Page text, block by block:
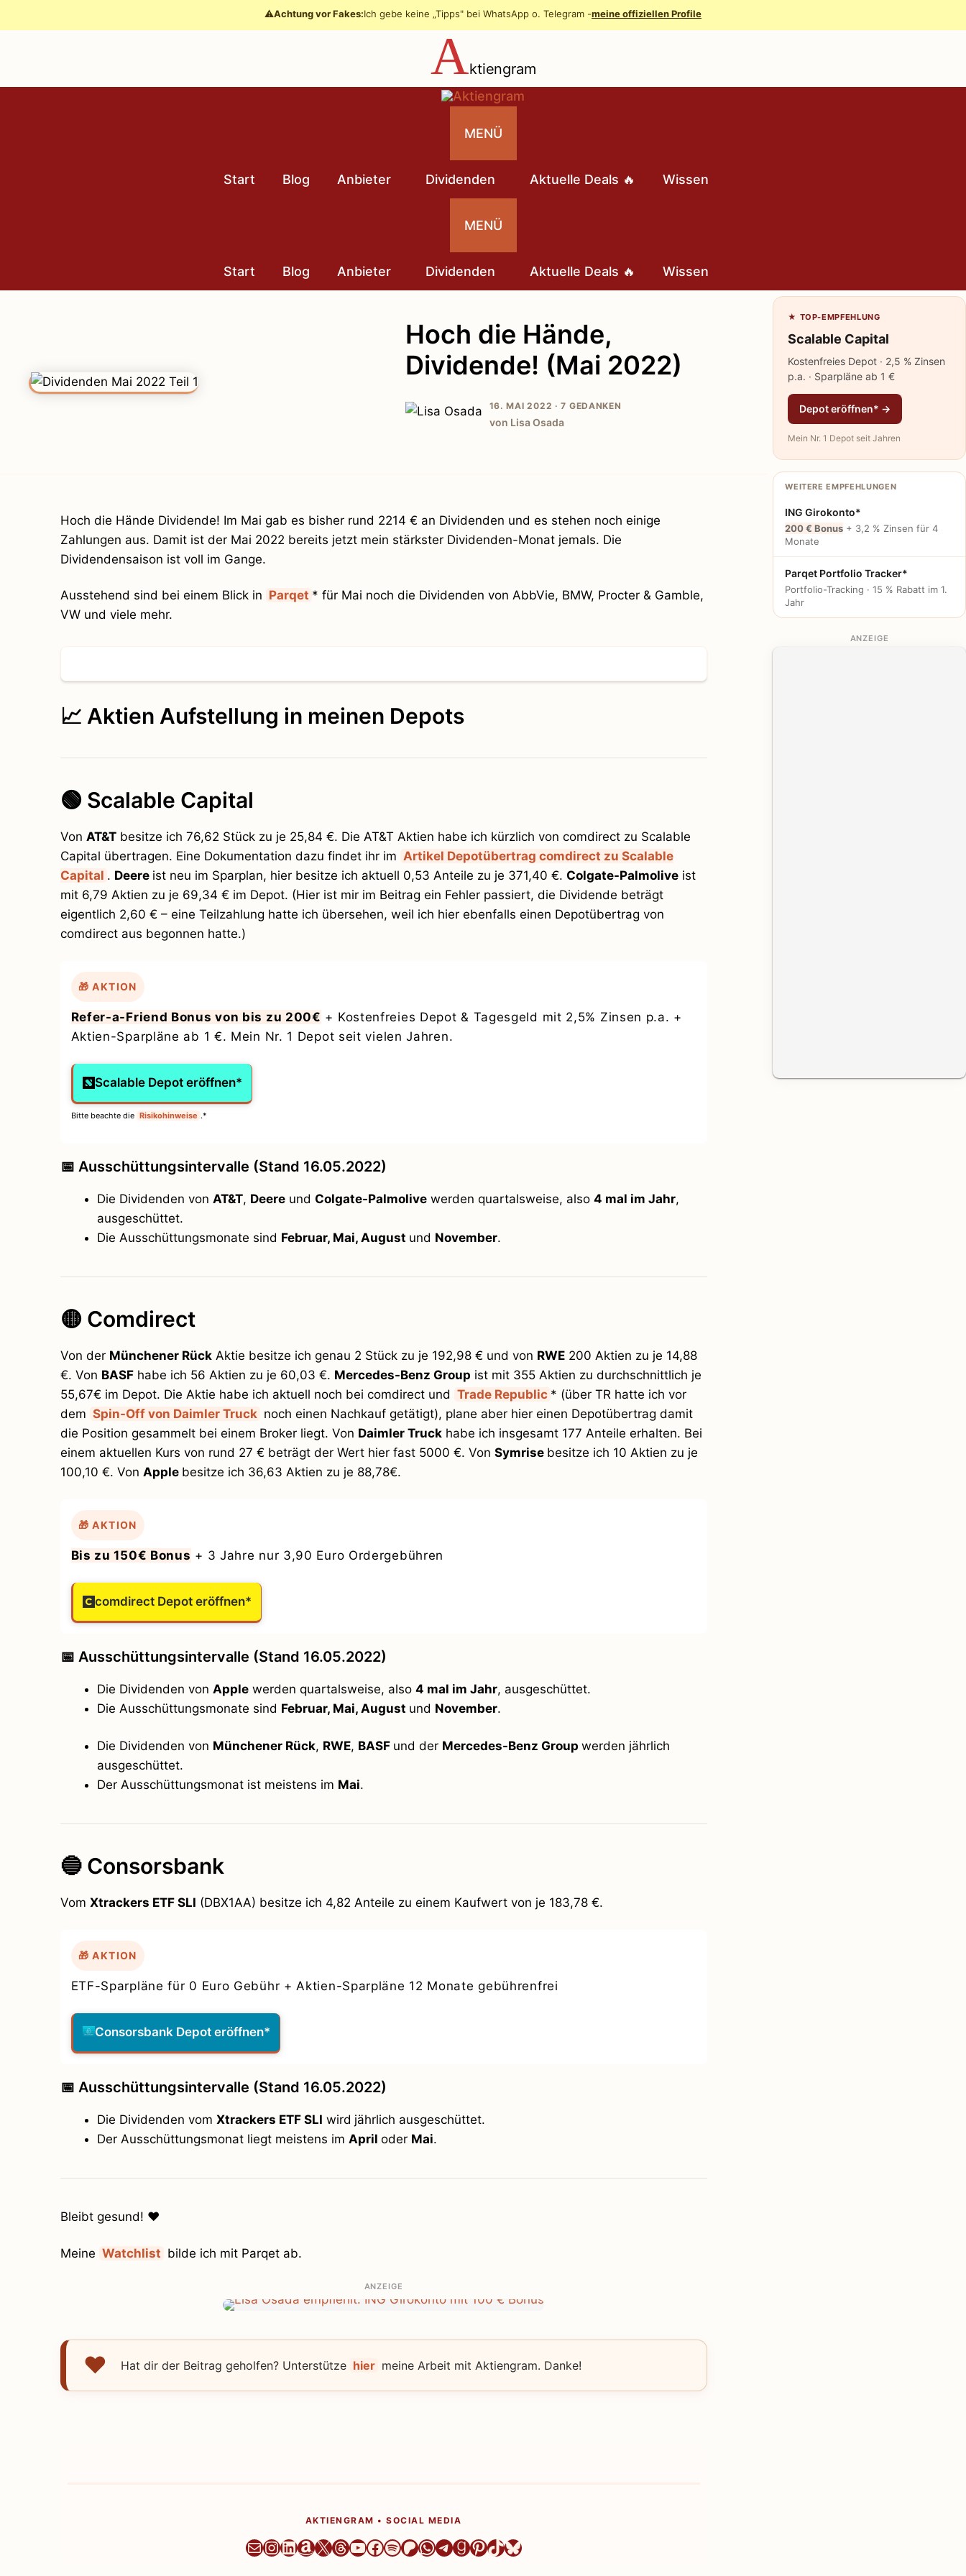
Inhalt
⚠️Achtung vor Fakes:Ich gebe keine „Tipps" bei WhatsApp o. Telegram -meine offiziellen Profile
Aktiengram
MENÜ
Start Blog Anbieter Dividenden Aktuelle Deals 🔥 Wissen
MENÜ
Start Blog Anbieter Dividenden Aktuelle Deals 🔥 Wissen
Hoch die Hände,
Dividende! (Mai 2022)
16. MAI 2022 ·7 GEDANKEN
von Lisa Osada
Hoch die Hände Dividende! Im Mai gab es bisher rund 2214 € an Dividenden und es stehen noch einige
Zahlungen aus. Damit ist der Mai 2022 bereits jetzt mein stärkster Dividenden-Monat jemals. Die
Dividendensaison ist voll im Gange.
Ausstehend sind bei einem Blick in Parqet * für Mai noch die Dividenden von AbbVie, BMW, Procter & Gamble,
VW und viele mehr.
📈 Aktien Aufstellung in meinen Depots
🟢 Scalable Capital
Von AT&Tbesitze ich 76,62 Stück zu je 25,84 €. Die AT&T Aktien habe ich kürzlich von comdirect zu Scalable
Capital übertragen. Eine Dokumentation dazu findet ihr im Artikel Depotübertrag comdirect zu Scalable
Capital . Deere ist neu im Sparplan, hier besitze ich aktuell 0,53 Anteile zu je 371,40 €. Colgate-Palmoliveist
mit 6,79 Aktien zu je 69,34 € im Depot. (Hier ist mir im Beitrag ein Fehler passiert, die Dividende beträgt
eigentlich 2,60 € – eine Teilzahlung hatte ich übersehen, weil ich hier ebenfalls einen Depotübertrag von
comdirect aus begonnen hatte.)
🎁 AKTION
Refer-a-Friend Bonus von bis zu 200€ + Kostenfreies Depot & Tagesgeld mit 2,5% Zinsen p.a. +
Aktien-Sparpläne ab 1 €. Mein Nr. 1 Depot seit vielen Jahren.
Scalable Depot eröffnen*
Bitte beachte die Risikohinweise .*
📅 Ausschüttungsintervalle (Stand 16.05.2022)
Die Dividenden von AT&T, Deereund Colgate-Palmolivewerden quartalsweise, also 4 mal im Jahr,
ausgeschüttet.
Die Ausschüttungsmonate sind Februar, Mai, August und November.
🟡 Comdirect
Von der Münchener RückAktie besitze ich genau 2 Stück zu je 192,98 € und von RWE200 Aktien zu je 14,88
€. Von BASFhabe ich 56 Aktien zu je 60,03 €. Mercedes-Benz Group ist mit 355 Aktien zu durchschnittlich je
55,67€ im Depot. Die Aktie habe ich aktuell noch bei comdirect und Trade Republic * (über TR hatte ich vor
dem Spin-Off von Daimler Truck noch einen Nachkauf getätigt), plane aber hier einen Depotübertrag damit
die Position gesammelt bei einem Broker liegt. Von Daimler Truckhabe ich insgesamt 177 Anteile erhalten. Bei
einem aktuellen Kurs von rund 27 € beträgt der Wert hier fast 5000 €. Von Symrise besitze ich 10 Aktien zu je
100,10 €. Von Apple besitze ich 36,63 Aktien zu je 88,78€.
🎁 AKTION
Bis zu 150€ Bonus + 3 Jahre nur 3,90 Euro Ordergebühren
comdirect Depot eröffnen*
📅 Ausschüttungsintervalle (Stand 16.05.2022)
Die Dividenden von Applewerden quartalsweise, also 4 mal im Jahr, ausgeschüttet.
Die Ausschüttungsmonate sind Februar, Mai, August und November.
Die Dividenden von Münchener Rück, RWE, BASF und der Mercedes-Benz Group werden jährlich
ausgeschüttet.
Der Ausschüttungsmonat ist meistens im Mai.
🔵 Consorsbank
Vom Xtrackers ETF SLI (DBX1AA) besitze ich 4,82 Anteile zu einem Kaufwert von je 183,78 €.
🎁 AKTION
ETF-Sparpläne für 0 Euro Gebühr + Aktien-Sparpläne 12 Monate gebührenfrei
Consorsbank Depot eröffnen*
📅 Ausschüttungsintervalle (Stand 16.05.2022)
Die Dividenden vom Xtrackers ETF SLI wird jährlich ausgeschüttet.
Der Ausschüttungsmonat liegt meistens im April oder Mai.
Bleibt gesund! ❤️
Meine Watchlist bilde ich mit Parqet ab.
ANZEIGE
Hat dir der Beitrag geholfen? Unterstütze hier meine Arbeit mit Aktiengram. Danke!
AKTIENGRAM • SOCIAL MEDIA
Newsletter
Instagram
LinkedIn
Amazon
X Threads
YouTube
Facebook
Spotify
Patreon
WhatsApp
Telegram
Goodreads
Pinterest
TikTok
Bluesky
★ TOP-EMPFEHLUNG
Scalable Capital
Kostenfreies Depot · 2,5 % Zinsen
p.a. · Sparpläne ab 1 €
Depot eröffnen* →
Mein Nr. 1 Depot seit Jahren
WEITERE EMPFEHLUNGEN
ING Girokonto*
200 € Bonus + 3,2 % Zinsen für 4
Monate
Parqet Portfolio Tracker*
Portfolio-Tracking · 15 % Rabatt im 1.
Jahr
ANZEIGE